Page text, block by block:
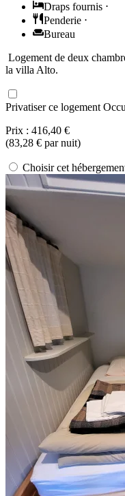
Draps fournis ⋅
Penderie ⋅
Bureau
Logement de deux
la villa Alto.
Privatiser ce logement
Prix : 416,40 €
(83,28 € par nuit)
Choisir cet